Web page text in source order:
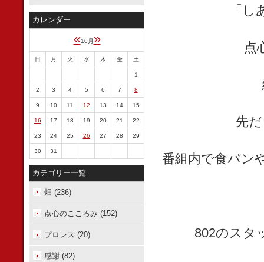
「
点
先
番組内で食パン
802のスタ
カレンダー
«10月 »
日 月 火 水 木 金 土
1
2 3 4 5 6 7 8
9 10 11 12 13 14 15
16 17 18 19 20 21 22
23 24 25 26 27 28 29
30 31
カテゴリー一覧
畑 (236)
点心のこころみ (152)
プロレス (20)
感謝 (82)